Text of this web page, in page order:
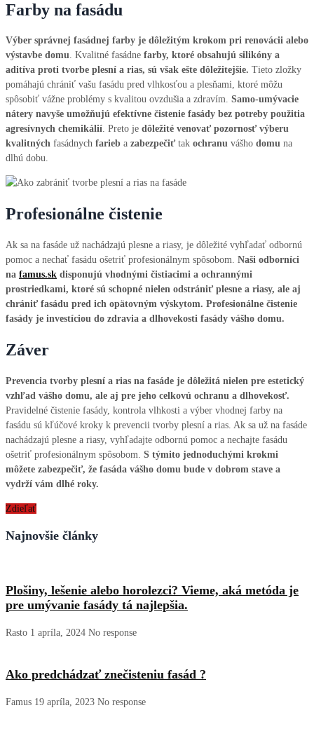
Farby na fasádu
Výber správnej fasádnej farby je dôležitým krokom pri renovácii alebo
výstavbe domu. Kvalitné fasádne farby, ktoré obsahujú silikóny a
aditíva proti tvorbe plesní a rias, sú však ešte dôležitejšie. Tieto zložky
pomáhajú chrániť vašu fasádu pred vlhkosťou a plesňami, ktoré môžu
spôsobiť vážne problémy s kvalitou ovzdušia a zdravím. Samo-umývacie
nátery navyše umožňujú efektívne čistenie fasády bez potreby použitia
agresívnych chemikálií. Preto je dôležité venovať pozornosť výberu
kvalitných fasádnych farieb a zabezpečiť tak ochranu vášho domu na
dlhú dobu.
Profesionálne čistenie
Ak sa na fasáde už nachádzajú plesne a riasy, je dôležité vyhľadať odbornú
pomoc a nechať fasádu ošetriť profesionálnym spôsobom. Naši odborníci
na famus.sk disponujú vhodnými čistiacimi a ochrannými
prostriedkami, ktoré sú schopné nielen odstrániť plesne a riasy, ale aj
chrániť fasádu pred ich opätovným výskytom. Profesionálne čistenie
fasády je investíciou do zdravia a dlhovekosti fasády vášho domu.
Záver
Prevencia tvorby plesní a rias na fasáde je dôležitá nielen pre estetický
vzhľad vášho domu, ale aj pre jeho celkovú ochranu a dlhovekosť.
Pravidelné čistenie fasády, kontrola vlhkosti a výber vhodnej farby na
fasádu sú kľúčové kroky k prevencii tvorby plesní a rias. Ak sa už na fasáde
nachádzajú plesne a riasy, vyhľadajte odbornú pomoc a nechajte fasádu
ošetriť profesionálnym spôsobom. S týmito jednoduchými krokmi
môžete zabezpečiť, že fasáda vášho domu bude v dobrom stave a
vydrží vám dlhé roky.
Zdieľať
Najnovšie články
Plošiny, lešenie alebo horolezci? Vieme, aká metóda je
pre umývanie fasády tá najlepšia.
Rasto 1 apríla, 2024 No response
Ako predchádzať znečisteniu fasád ?
Famus 19 apríla, 2023 No response